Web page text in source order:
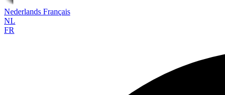
Nederlands Français
NL
FR